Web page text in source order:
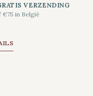
VERZENDING
€75 in België